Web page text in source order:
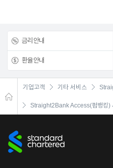
금리안내
환율안내
기업고객 기타 서비스
Straight2Bank Access(펌뱅킹)